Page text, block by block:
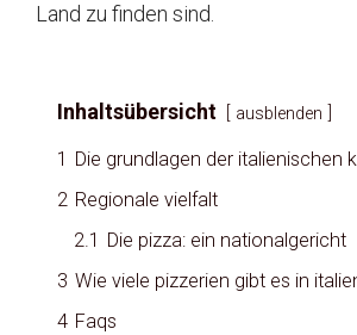
Land zu finden sind.
Inhaltsübersicht ausblenden
1
Die grundlagen der italienischen
2 Regionale vielfalt
2.1
Die pizza: ein nationalgericht
3 Wie viele pizzerien gibt es in
4 Faqs